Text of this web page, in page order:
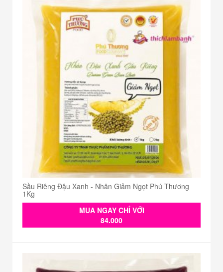
Sầu Riêng Đậu Xanh - Nhân Giảm Ngọt Phú Thương
1Kg
MUA NGAY CHỈ VỚI
84.000